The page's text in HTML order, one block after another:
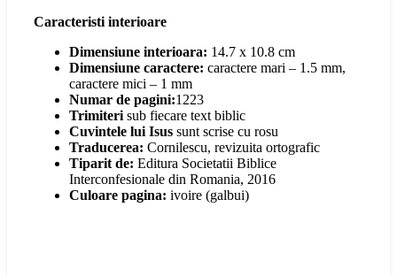
Caracteristi interioare
Dimensiune interioara: 14.7 x 10.8 cm
Dimensiune caractere: caractere mari – 1.5 mm,
caractere mici – 1 mm
Numar de pagini:1223
Trimiteri sub fiecare text biblic
Cuvintele lui Isus sunt scrise cu rosu
Traducerea: Cornilescu, revizuita ortografic
Tiparit de: Editura Societatii Biblice
Interconfesionale din Romania, 2016
Culoare pagina: ivoire (galbui)